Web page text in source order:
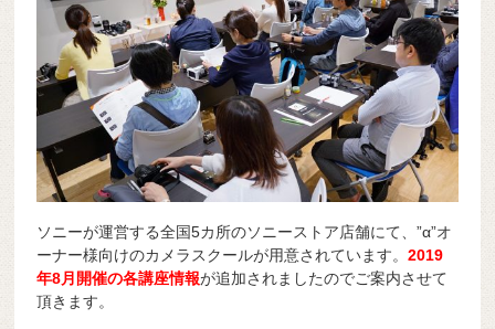
ソニーが運営する全国5カ所のソニーストア店舗にて、”α”オ
ーナー様向けのカメラスクールが用意されています。2019
年8月開催の各講座情報が追加されましたのでご案内させて
頂きます。